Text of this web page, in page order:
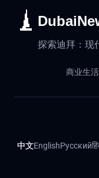
探索迪拜：现
商业生
中文EnglishРусский